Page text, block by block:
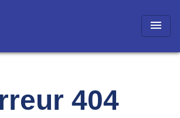
menu
404